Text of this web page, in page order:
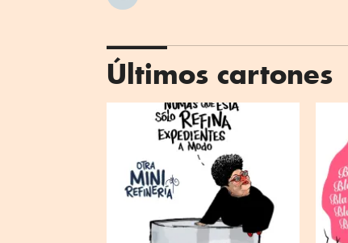
Últimos cartones